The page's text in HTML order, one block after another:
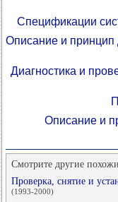
Спецификации
Описание и принцип
Диагностика и
Описание и
Смотрите другие
Проверка, снятие и
(1993-2000)